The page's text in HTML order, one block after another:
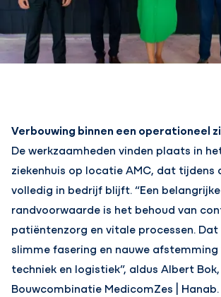
Verbouwing binnen een operationeel
De werkzaamheden vinden plaats in
ziekenhuis op locatie AMC, dat tijdens
volledig in bedrijf blijft. “Een belangrijke
randvoorwaarde is het behoud van
patiëntenzorg en vitale processen.
slimme fasering en nauwe afstemming
techniek en logistiek”, aldus Albert
Bouwcombinatie MedicomZes | Hanab.